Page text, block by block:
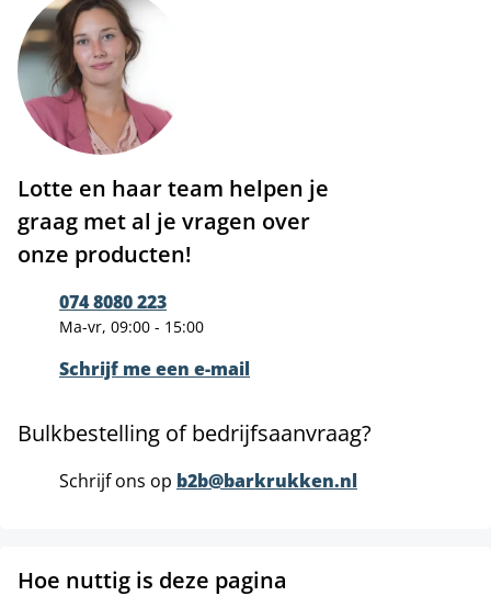
Lotte en haar team helpen je
graag met al je vragen over
onze producten!
074 8080 223
Ma-vr, 09:00 - 15:00
Schrijf me een e-mail
Bulkbestelling of bedrijfsaanvraag?
Schrijf ons op b2b@barkrukken.nl
Hoe nuttig is deze pagina